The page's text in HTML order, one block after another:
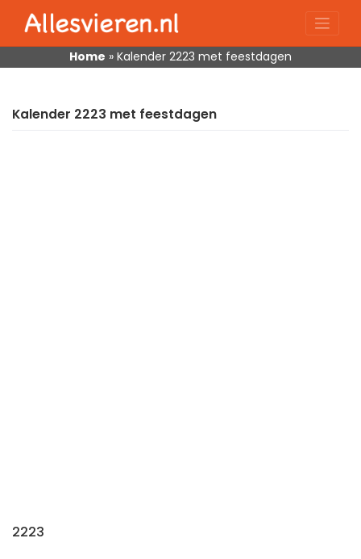
content
Home » Kalender 2223 met feestdagen
Kalender 2223 met feestdagen
2223